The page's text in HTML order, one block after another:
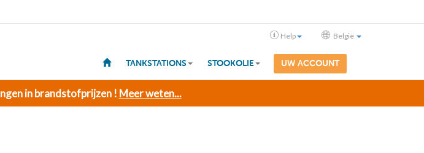
Help België
TANKSTATIONS STOOKOLIE UW ACCOUNT
in brandstofprijzen ! Meer weten...